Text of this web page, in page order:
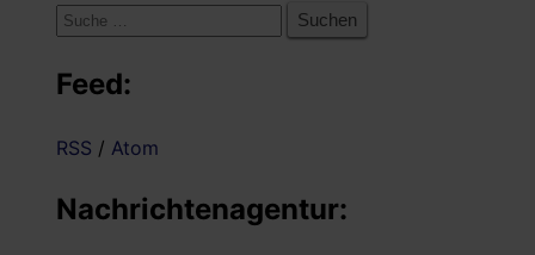
Suche
Feed:
RSS / Atom
Nachrichtenagentur: